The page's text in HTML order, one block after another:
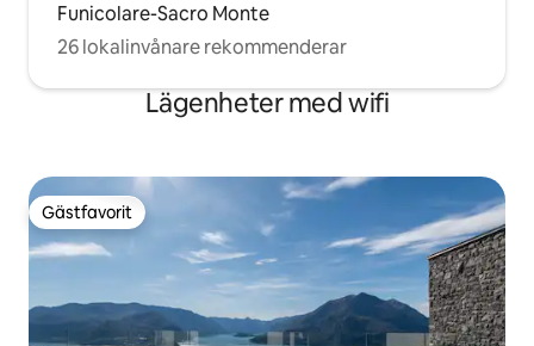
Funicolare-Sacro Monte
26 lokalinvånare rekommenderar
Lägenheter med wifi
Gästfavorit
Gästfavorit